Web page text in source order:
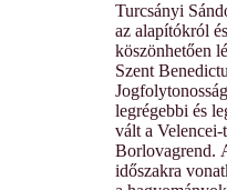
Turcsányi
az alapítókról
köszönhetően
Szent
legrégebbi és
vált a
Borlovagrend.
időszakra